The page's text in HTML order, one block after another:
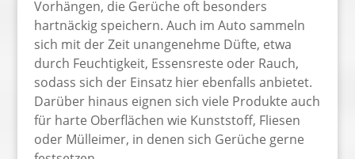
Vorhängen, die Gerüche oft besonders
hartnäckig speichern. Auch im Auto sammeln
sich mit der Zeit unangenehme Düfte, etwa
durch Feuchtigkeit, Essensreste oder Rauch,
sodass sich der Einsatz hier ebenfalls anbietet.
Darüber hinaus eignen sich viele Produkte auch
für harte Oberflächen wie Kunststoff, Fliesen
oder Mülleimer, in denen sich Gerüche gerne